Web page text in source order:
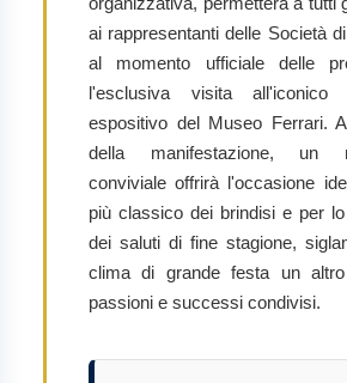
ai rappresentanti delle Società
al momento ufficiale delle
l'esclusiva visita all'iconico
espositivo del Museo Ferrari.
della manifestazione, un
conviviale offrirà l'occasione
più classico dei brindisi e per
dei saluti di fine stagione,
clima di grande festa un
passioni e successi condivisi.